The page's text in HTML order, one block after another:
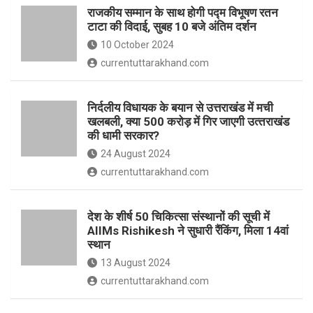
p
राजकीय सम्मान के साथ होगी पद्म विभूषण रतन
टाटा की विदाई, सुबह 10 बजे अंतिम दर्शन
10 October 2024
currentuttarakhand.com
निर्दलीय विधायक के बयान से उत्तराखंड में मची
खलबली, क्‍या 500 करोड़ में गिर जाएगी उत्‍तराखंड
की धामी सरकार?
24 August 2024
currentuttarakhand.com
देश के शीर्ष 50 चिकित्सा संस्थानों की सूची में
AIIMs Rishikesh ने सुधारी रैंकिंग, मिला 14वां
स्थान
13 August 2024
currentuttarakhand.com